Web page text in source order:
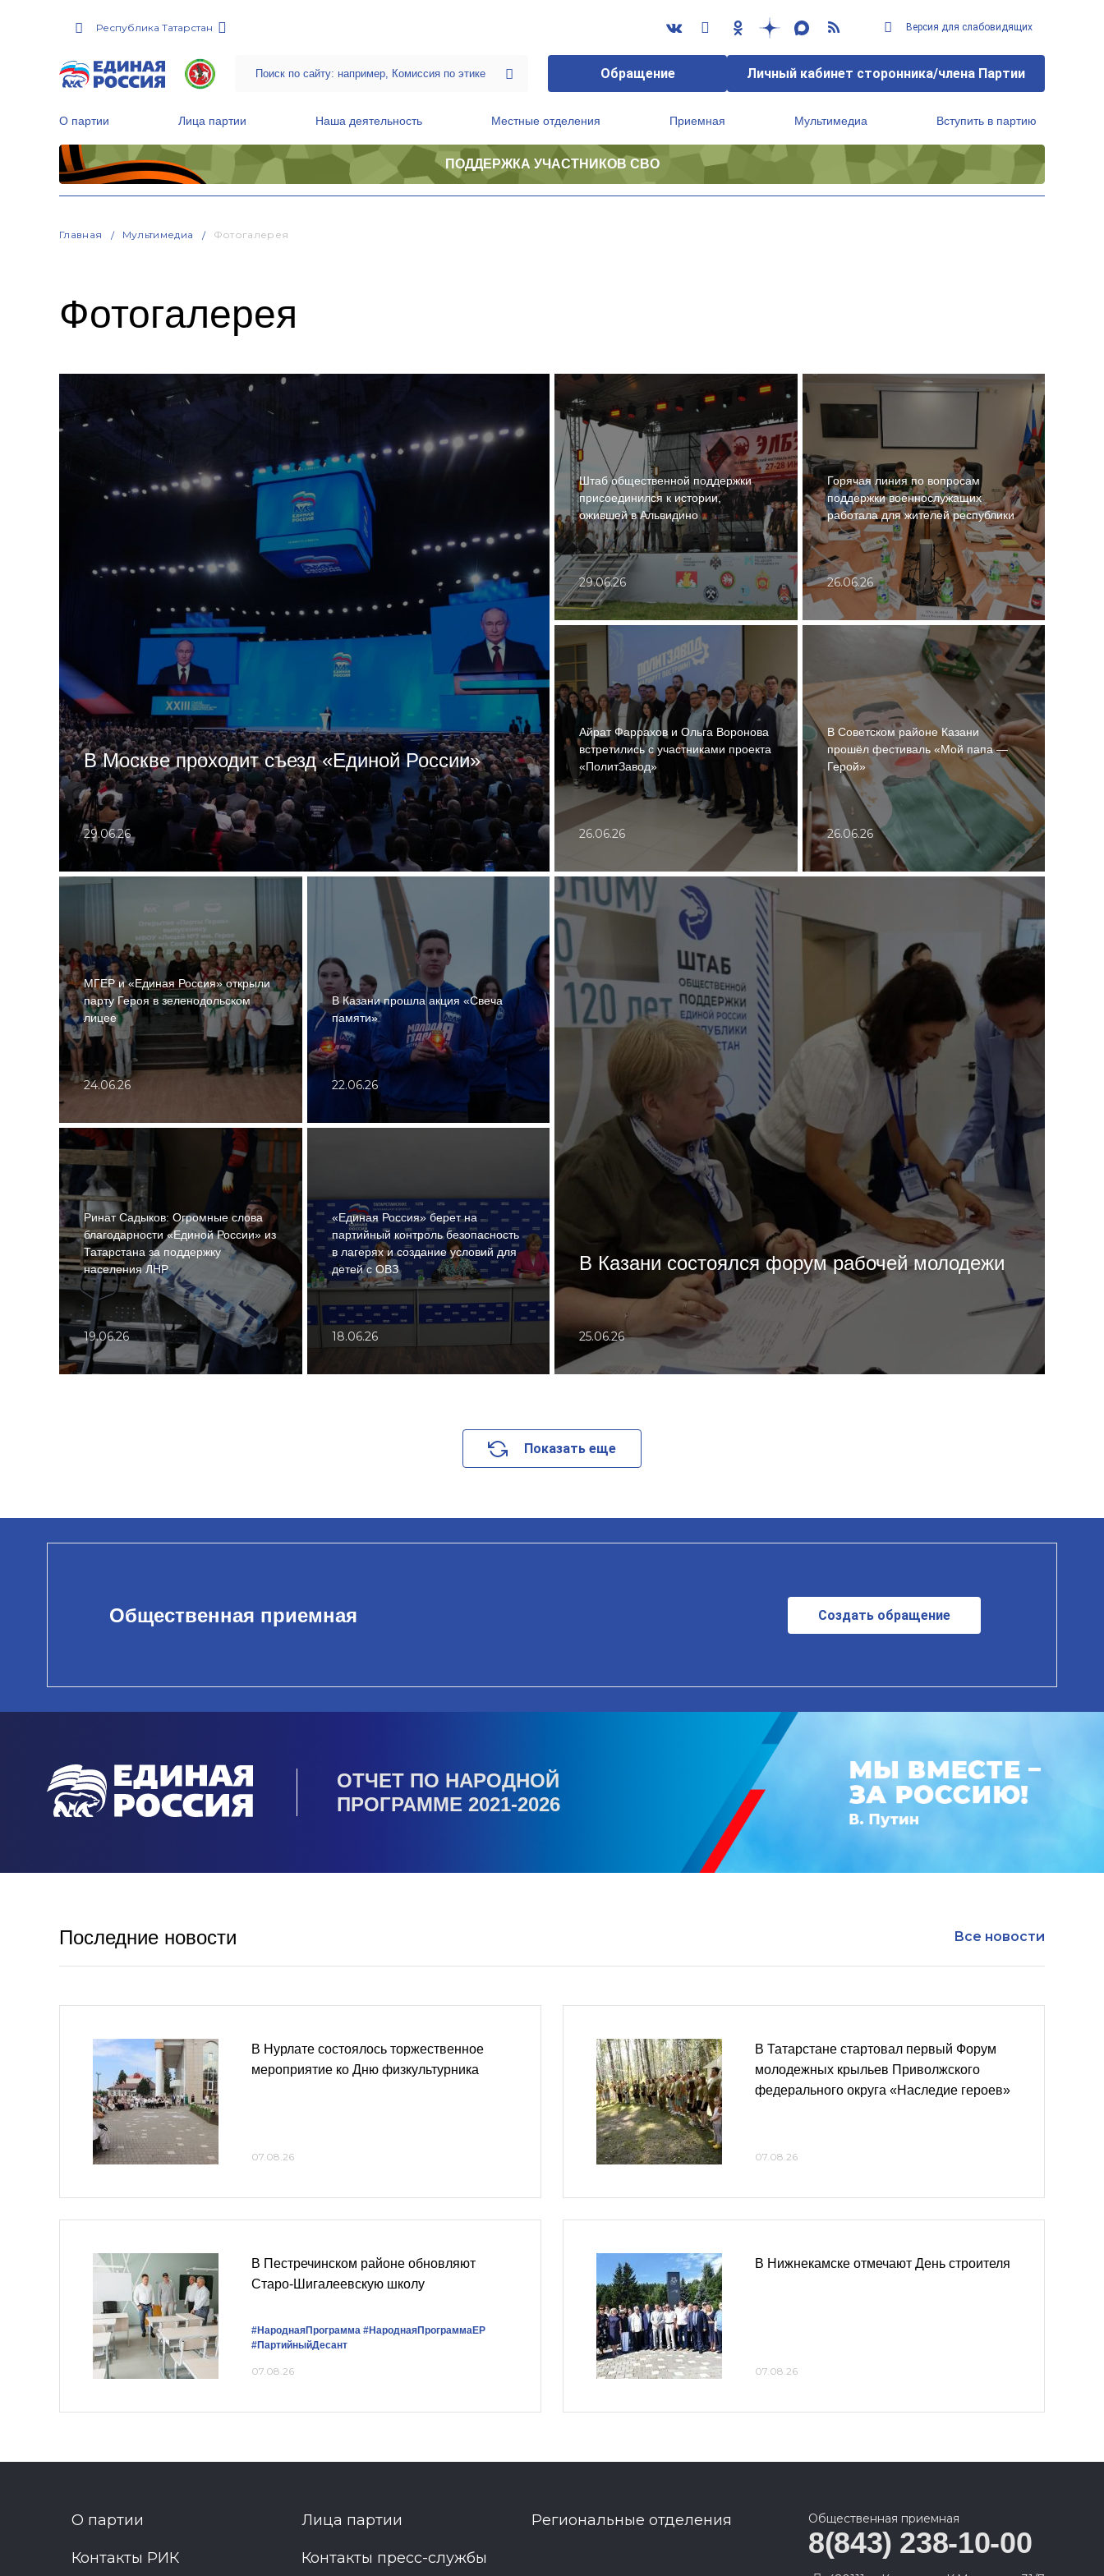
Республика Татарстан Версия для слабовидящих
Обращение Личный кабинет сторонника/члена Партии
О партии Лица партии Наша деятельность Местные отделения Приемная Мультимедиа Вступить в партию
ПОДДЕРЖКА УЧАСТНИКОВ СВО
Главная Мультимедиа Фотогалерея
Фотогалерея
В Москве проходит съезд «Единой России»
29.06.26
Штаб общественной поддержки
присоединился к истории,
ожившей в Альвидино
29.06.26
Горячая линия по вопросам
поддержки военнослужащих
работала для жителей республики
26.06.26
Айрат Фаррахов и Ольга Воронова
встретились с участниками проекта
«ПолитЗавод»
26.06.26
В Советском районе Казани
прошёл фестиваль «Мой папа —
Герой»
26.06.26
В Казани состоялся форум рабочей молодежи
25.06.26
МГЕР и «Единая Россия» открыли
парту Героя в зеленодольском
лицее
24.06.26
В Казани прошла акция «Свеча
памяти»
22.06.26
Ринат Садыков: Огромные слова
благодарности «Единой России» из
Татарстана за поддержку
населения ЛНР
19.06.26
«Единая Россия» берет на
партийный контроль безопасность
в лагерях и создание условий для
детей с ОВЗ
18.06.26
Показать еще
Общественная приемная Создать обращение
ОТЧЕТ ПО НАРОДНОЙ
ПРОГРАММЕ 2021-2026
Последние новости Все новости
В Нурлате состоялось торжественное
мероприятие ко Дню физкультурника
07.08.26
В Татарстане стартовал первый Форум
молодежных крыльев Приволжского
федерального округа «Наследие героев»
07.08.26
В Пестречинском районе обновляют
Старо-Шигалеевскую школу
#НароднаяПрограмма #НароднаяПрограммаЕР
#ПартийныйДесант
07.08.26
В Нижнекамске отмечают День строителя
07.08.26
О партии Лица партии Региональные отделения
Контакты РИК Контакты пресс-службы
Общественная приемная
8(843) 238-10-00